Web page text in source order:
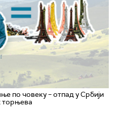
по човеку – отпад у Србији
торњева